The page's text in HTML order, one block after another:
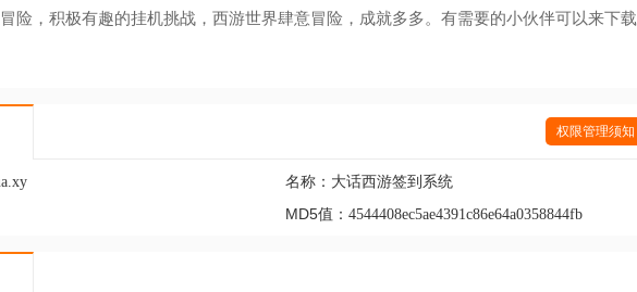
险，积极有趣的挂机挑战，西游世界肆意冒险，成就多多。有需要的小伙伴可以来下载
权限管理须知
名称： 大话西游签到系统
MD5值： 4544408ec5ae4391c86e64a0358844fb